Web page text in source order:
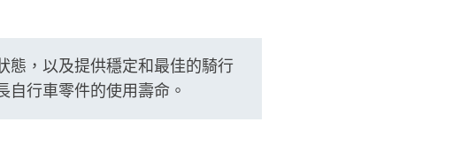
態，以及提供穩定和最佳的騎行
行車零件的使用壽命。